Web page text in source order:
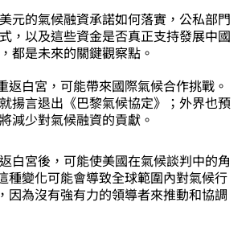
元的氣候融資承諾如何落實，公私部門
，以及這些資金是否真正支持發展中國
都是未來的關鍵觀察點。
返白宮，可能帶來國際氣候合作挑戰。
揚言退出《巴黎氣候協定》；外界也預
減少對氣候融資的貢獻。